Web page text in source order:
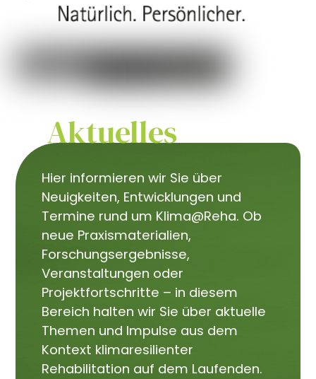
Aktuelles
Hier informieren wir Sie über
Neuigkeiten, Entwicklungen und
Termine rund um Klima@Reha. Ob
neue Praxismaterialien,
Forschungsergebnisse,
Veranstaltungen oder
Projektfortschritte – in diesem
Bereich halten wir Sie über aktuelle
Themen und Impulse aus dem
Kontext klimaresilienter
Rehabilitation auf dem Laufenden.